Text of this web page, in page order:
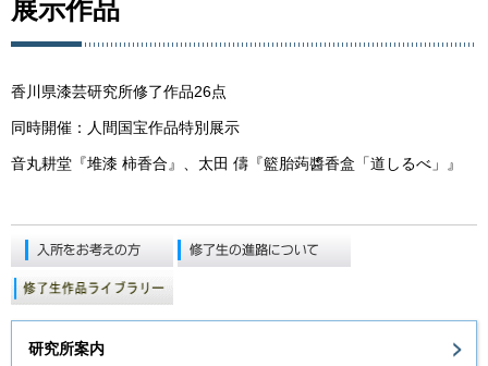
展示作品
香川県漆芸研究所修了作品26点
同時開催：人間国宝作品特別展示
音丸耕堂『堆漆 柿香合』、太田 儔『籃胎蒟醬香盒「道しるべ」』
研究所案内